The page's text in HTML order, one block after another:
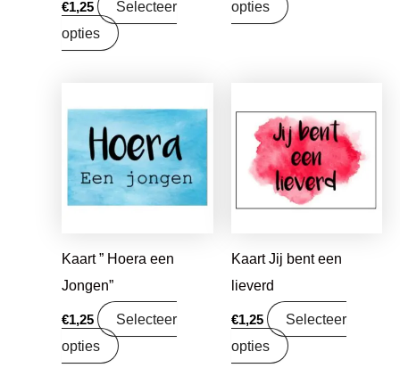
€1,25
Selecteer
opties
opties
Kaart ” Hoera een
Jongen”
€1,25
Selecteer
opties
Kaart Jij bent een
lieverd
€1,25
Selecteer
opties